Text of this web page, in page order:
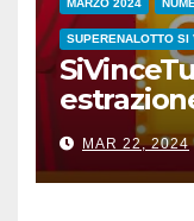
SUPERENALOTTO SI
marzo
e quote
MAR 22, 2024